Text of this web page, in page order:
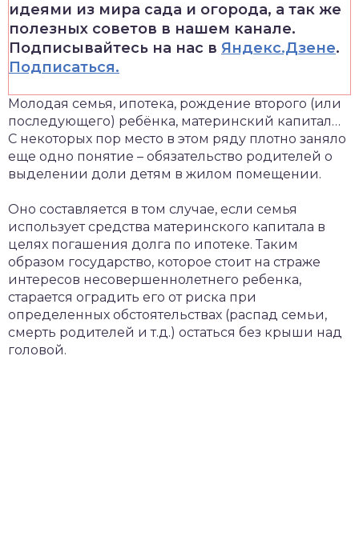
идеями из мира сада и огорода, а так же
полезных советов в нашем канале.
Подписывайтесь на нас в Яндекс.Дзене.
Подписаться.
Молодая семья, ипотека, рождение второго (или
последующего) ребёнка, материнский капитал…
С некоторых пор место в этом ряду плотно заняло
еще одно понятие – обязательство родителей о
выделении доли детям в жилом помещении.
Оно составляется в том случае, если семья
использует средства материнского капитала в
целях погашения долга по ипотеке. Таким
образом государство, которое стоит на страже
интересов несовершеннолетнего ребенка,
старается оградить его от риска при
определенных обстоятельствах (распад семьи,
смерть родителей и т.д.) остаться без крыши над
головой.